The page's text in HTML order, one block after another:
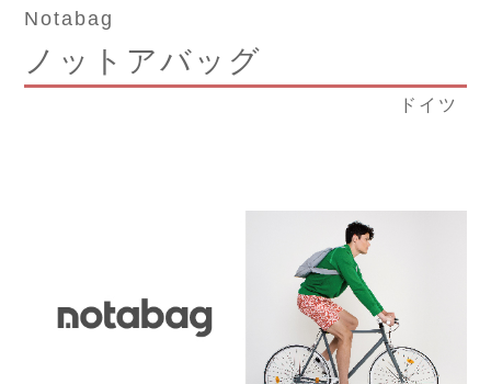
Notabag
ノットアバッグ
ドイツ